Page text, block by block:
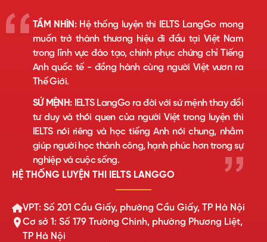
TẦM NHÌN:Hệ thống luyện thi IELTS LangGo mong
muốn trở thành thương hiệu đi đầu tại Việt Nam
trong lĩnh vực đào tạo, chinh phục chứng chỉ Tiếng
Anh quốc tế - đồng hành cùng người Việt vươn ra
Thế Giới.
SỨ MỆNH:IELTS LangGo ra đời với sứ mệnh thay đổi
tư duy và thói quen của người Việt trong luyện thi
IELTS nói riêng và học tiếng Anh nói chung, nhằm
giúp người học thành công, hạnh phúc hơn trong sự
nghiệp và cuộc sống.
HỆ THỐNG LUYỆN THI IELTS LANGGO
VPT: Số 201 Cầu Giấy, phường Cầu Giấy, TP Hà Nội
Cơ sở 1: Số 179 Trường Chinh, phường Phương Liệt,
TP Hà Nội